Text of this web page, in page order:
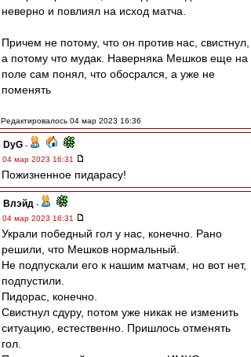
неверно и повлиял на исход матча.
Причем не потому, что он против нас, свистнул,
а потому что мудак. Наверняка Мешков еще на
поле сам понял, что обосрался, а уже не
поменять
Редактировалось 04 мар 2023 16:36
DyG -
04 мар 2023 16:31
Пожизненное пидарасу!
Влэйд -
04 мар 2023 16:31
Украли победный гол у нас, конечно. Рано
решили, что Мешков нормальный.
Не подпускали его к нашим матчам, но вот нет,
подпустили.
Пидорас, конечно.
Свистнул сдуру, потом уже никак не изменить
ситуацию, естественно. Пришлось отменять
гол.